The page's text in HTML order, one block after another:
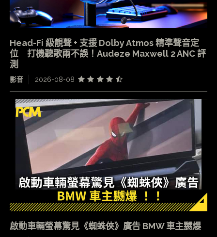
Head-Fi 級靚聲 + 支援 Dolby Atmos 精準聲音定
位 打機聽歌兩不誤！Audeze Maxwell 2 ANC 評
測
影音 2026-08-08
啟動車輛螢幕驚見《蜘蛛俠》廣告 BMW 車主嬲爆